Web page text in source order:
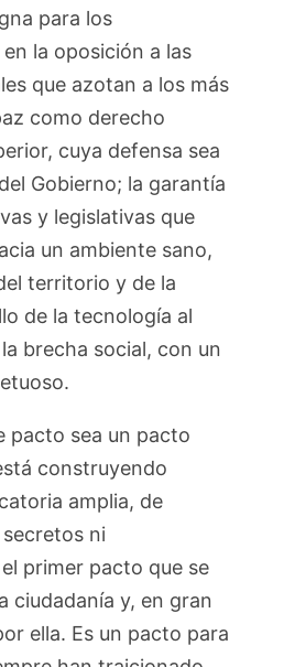
para los
la oposición a las
que azotan a los más
como derecho
cuya defensa sea
Gobierno; la garantía
y legislativas que
un ambiente sano,
territorio y de la
de la tecnología al
brecha social, con un
pacto sea un pacto
construyendo
amplia, de
ni
primer pacto que se
ciudadanía y, en gran
ella. Es un pacto para